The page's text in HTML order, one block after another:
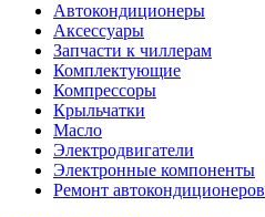
Автокондиционеры
Аксессуары
Запчасти к чиллерам
Комплектующие
Компрессоры
Крыльчатки
Масло
Электродвигатели
Электронные компоненты
Ремонт автокондиционеров